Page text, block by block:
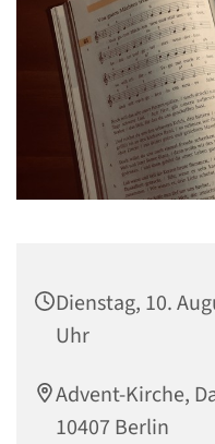
Dienstag, 10.
Uhr
Advent-Kirche,
10407 Berlin